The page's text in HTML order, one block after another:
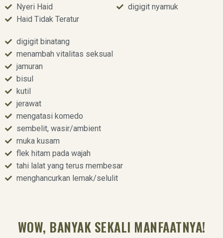
Nyeri Haid
Haid Tidak Teratur
digigit nyamuk
digigit binatang
menambah vitalitas seksual
jamuran
bisul
kutil
jerawat
mengatasi komedo
sembelit, wasir/ambient
muka kusam
flek hitam pada wajah
tahi lalat yang terus membesar
menghancurkan lemak/selulit
WOW, BANYAK SEKALI MANFAATNYA!